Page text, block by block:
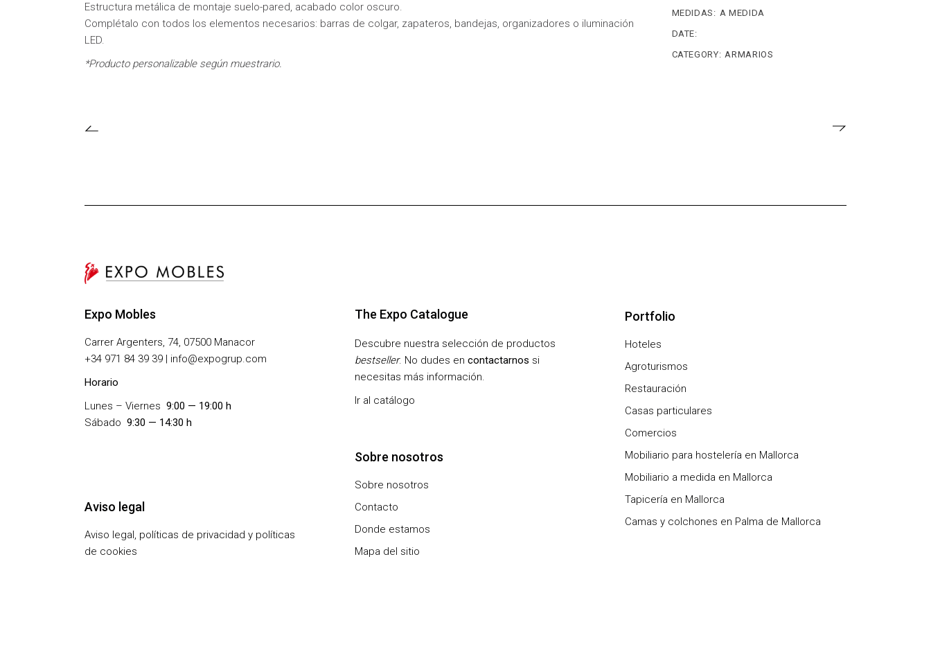
Estructura metálica de montaje suelo-pared, acabado color oscuro.
Complétalo con todos los elementos necesarios: barras de colgar, zapateros, bandejas, organizadores o iluminación
LED.
*Producto personalizable según muestrario.
MEDIDAS: A MEDIDA
DATE:
CATEGORY: ARMARIOS
Expo Mobles
Carrer Argenters, 74, 07500 Manacor
+34 971 84 39 39 | info@expogrup.com
Horario
Lunes – Viernes 9:00 — 19:00 h
Sábado 9:30 — 14:30 h
Aviso legal
Aviso legal, políticas de privacidad y políticas
de cookies
The Expo Catalogue
Descubre nuestra selección de productos
bestseller. No dudes en contactarnos si
necesitas más información.
Ir al catálogo
Sobre nosotros
Sobre nosotros
Contacto
Donde estamos
Mapa del sitio
Portfolio
Hoteles
Agroturismos
Restauración
Casas particulares
Comercios
Mobiliario para hostelería en Mallorca
Mobiliario a medida en Mallorca
Tapicería en Mallorca
Camas y colchones en Palma de Mallorca